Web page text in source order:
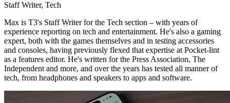
Staff Writer, Tech
Max is T3's Staff Writer for the Tech section – with years of
experience reporting on tech and entertainment. He's also a gaming
expert, both with the games themselves and in testing accessories
and consoles, having previously flexed that expertise at Pocket-lint
as a features editor. He's written for the Press Association, The
Independent and more, and over the years has tested all manner of
tech, from headphones and speakers to apps and software.